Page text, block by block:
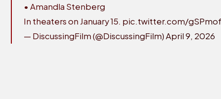
• Amandla Stenberg
In theaters on January 15. pic.twitter.com/
— DiscussingFilm (@DiscussingFilm)April 9, 2026